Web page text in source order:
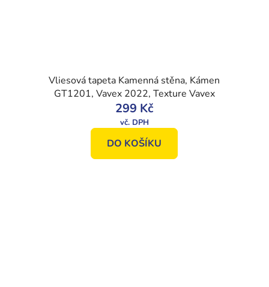
Vliesová tapeta Kamenná stěna, Kámen
GT1201, Vavex 2022, Texture Vavex
299 Kč
DO KOŠÍKU